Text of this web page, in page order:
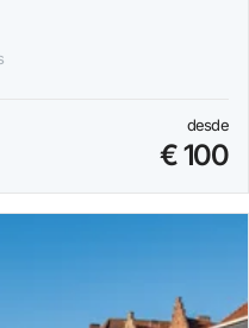
desde
€ 100